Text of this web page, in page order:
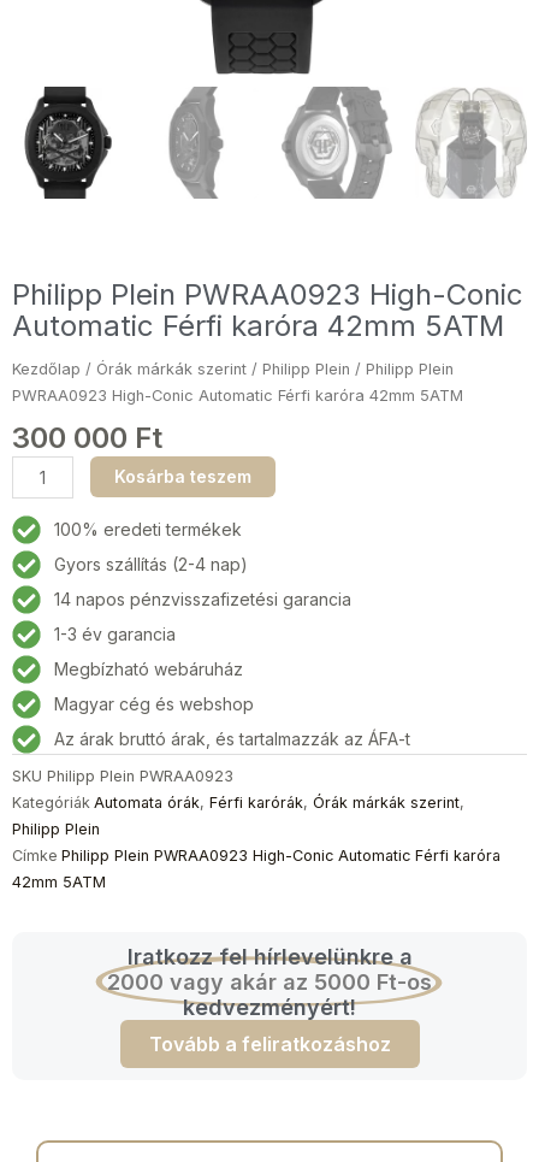
Philipp Plein PWRAA0923 High-Conic
Automatic Férfi karóra 42mm 5ATM
Kezdőlap / Órák márkák szerint / Philipp Plein / Philipp Plein
PWRAA0923 High-Conic Automatic Férfi karóra 42mm 5ATM
300 000 Ft
Philipp
Plein
PWRAA0923
High-
Conic
Automatic
Férfi
karóra
42mm
5ATM
mennyiség
Kosárba teszem
100% eredeti termékek
Gyors szállítás (2-4 nap)
14 napos pénzvisszafizetési garancia
1-3 év garancia
Megbízható webáruház
Magyar cég és webshop
Az árak bruttó árak, és tartalmazzák az ÁFA-t
SKU Philipp Plein PWRAA0923
Kategóriák Automata órák, Férfi karórák, Órák márkák szerint,
Philipp Plein
Címke Philipp Plein PWRAA0923 High-Conic Automatic Férfi karóra
42mm 5ATM
Iratkozz fel hírlevelünkre a
2000 vagy akár az 5000 Ft-os
kedvezményért!
Tovább a feliratkozáshoz